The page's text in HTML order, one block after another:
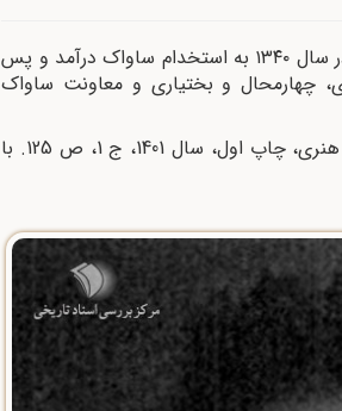
. سرهنگ محمد سیاحتگر، فرزند احمد، متولد ۱۲۹۹ همدان، در سال ۱۳۴۰ به استخدام ساواک درآمد و پس
چهارمحال و بختیاری و معاونت ساواک
. دانشنامه زندان سیاسی، دفتر ادبیات انقلاب اسلامی حوزه هنری، چاپ اول، سال 1401، ج 1، ص 125. با